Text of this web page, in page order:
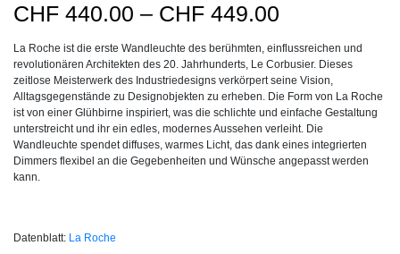
CHF 440.00 – CHF 449.00
bis
CHF449.00
La Roche ist die erste Wandleuchte des berühmten, einflussreichen und
revolutionären Architekten des 20. Jahrhunderts, Le Corbusier. Dieses
zeitlose Meisterwerk des Industriedesigns verkörpert seine Vision,
Alltagsgegenstände zu Designobjekten zu erheben. Die Form von La Roche
ist von einer Glühbirne inspiriert, was die schlichte und einfache Gestaltung
unterstreicht und ihr ein edles, modernes Aussehen verleiht. Die
Wandleuchte spendet diffuses, warmes Licht, das dank eines integrierten
Dimmers flexibel an die Gegebenheiten und Wünsche angepasst werden
kann.
Datenblatt: La Roche